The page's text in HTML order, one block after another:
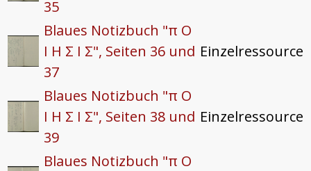
35
Blaues Notizbuch "π O
I H Σ I Σ", Seiten 36 und
37
Einzelressource
Blaues Notizbuch "π O
I H Σ I Σ", Seiten 38 und
39
Einzelressource
Blaues Notizbuch "π O